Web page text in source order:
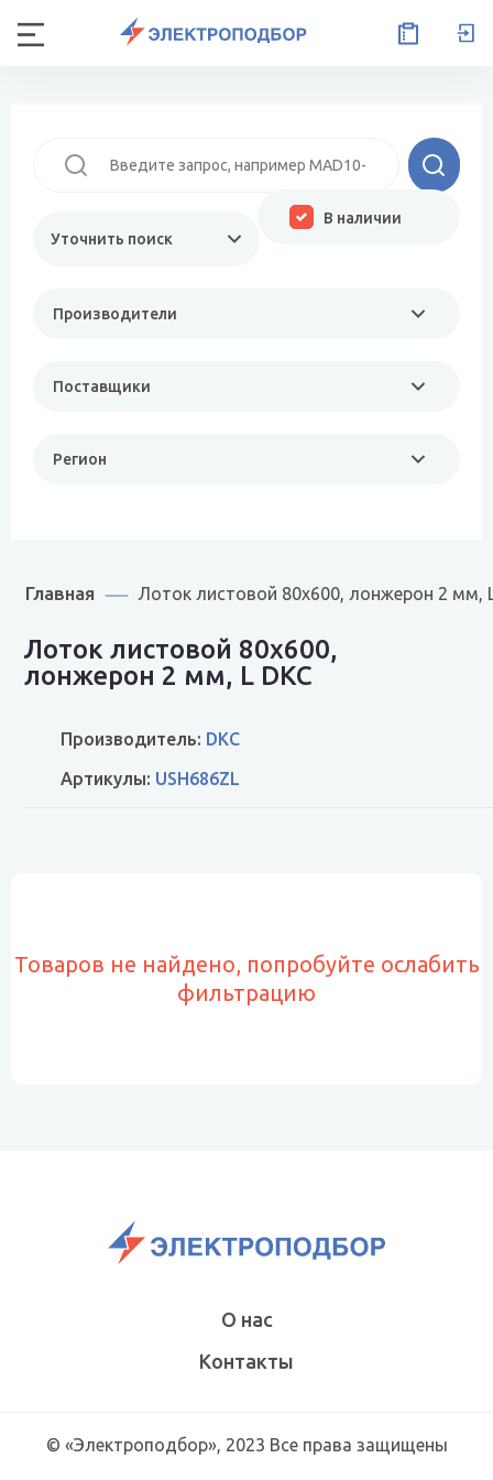
Уточнить поиск
Производители
Поставщики
Регион
В наличии
Главная Лоток листовой 80х600, лонжерон 2 мм,
Лоток листовой 80х600,
лонжерон 2 мм, L DKC
Производитель: DKC
Артикулы: USH686ZL
Товаров не найдено, попробуйте ослабить
фильтрацию
О нас
Контакты
© «Электроподбор», 2023 Все права защищены